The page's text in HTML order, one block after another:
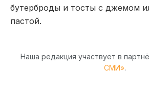
бутерброды и тосты с джемом
пастой.
Наша редакция участвует в
СМИ».